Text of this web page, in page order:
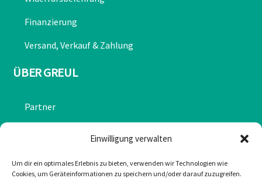
Einwilligung verwalten
Um dir ein optimales Erlebnis zu bieten, verwenden wir Technologien wie
Cookies, um Geräteinformationen zu speichern und/oder darauf zuzugreifen.
Finanzierung
Versand, Verkauf & Zahlung
ÜBER GREUL
Partner